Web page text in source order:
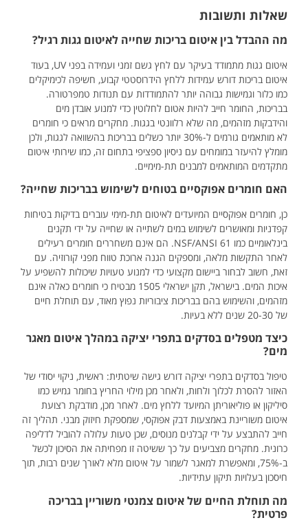
שאלות ותשובות
מה ההבדל בין איטום בריכות שחייה לאיטום גגות רגיל?
איטום גגות מתמודד בעיקר עם לחץ גשם זמני ועמידה בפני UV, בעוד
איטום בריכות דורש עמידות ללחץ הידרוסטטי קבוע, חשיפה לכימיקלים
כמו כלור וגמישות גבוהה יותר להתמודדות עם תנודות טמפרטורה.
בבריכות, החומר חייב להיות אטום לחלוטין כדי למנוע אובדן מים
והידבקות מזהמים, מה שלא רלוונטי בגגות. מחקרים מראים כי חומרים
לא מותאמים גורמים ל-30% יותר כשלים בבריכות בהשוואה לגגות, ולכן
מומלץ להיעזר במומחים עם ניסיון ספציפי בתחום זה, כמו שירותי איטום
מתקדמים המותאמים למבנים תת-מימיים.
האם חומרים אפוקסיים בטוחים לשימוש בבריכות שחייה?
כן, חומרים אפוקסיים המיועדים לאיטום תת-מימי עוברים בדיקות בטיחות
קפדניות ומאושרים לשימוש במים לשתייה או שחייה על ידי תקנים
בינלאומיים כמו NSF/ANSI 61. הם אינם משחררים חומרים רעילים
לאחר התקשות מלאה, ומספקים הגנה ארוכת טווח מפני קורוזיה. עם
זאת, חשוב לבחור ביישום מקצועי כדי למנוע טעויות שיכולות להשפיע על
איכות המים. בישראל, תקן ישראלי 1505 מבטיח כי חומרים כאלה אינם
מזהמים, והשימוש בהם בבריכות ציבוריות נפוץ מאוד, עם תוחלת חיים
של 20-30 שנים ללא בעיות.
כיצד מטפלים בסדקים בתפרי יציקה במהלך איטום מאגר
מים?
טיפול בסדקים בתפרי יציקה דורש גישה שיטתית: ראשית, ניקוי יסודי של
האזור להסרת לכלוך ולחות, ולאחר מכן מילוי החריץ בחומר גמיש כמו
סיליקון או פוליאוריתן המיועד ללחץ מים. לאחר מכן, מודבקת רצועת
איטום משוריינת באמצעות דבק אפוקסי, שמספקת חיזוק מבני. תהליך זה
חייב להתבצע על ידי קבלנים מנוסים, שכן טעות עלולה להוביל לדליפה
כרונית. מחקרים מצביעים על כך ששיטה זו מפחיתה את הסיכון לכשל
ב-75%, ומאפשרת למאגר לשמור על איטום מלא לאורך שנים רבות, תוך
חיסכון בעלויות תיקון עתידיות.
מה תוחלת החיים של איטום צמנטי משוריין בבריכה
פרטית?